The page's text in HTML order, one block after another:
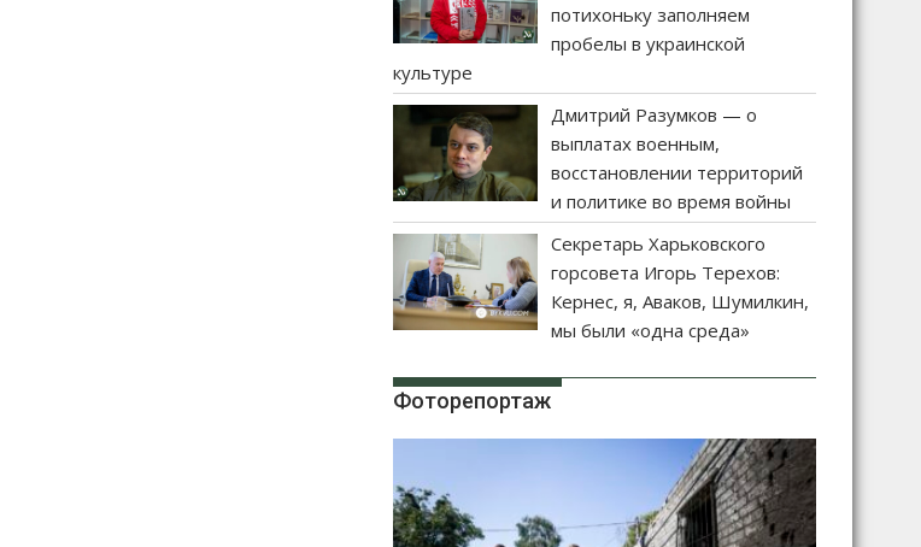
потихоньку заполняем
пробелы в украинской
культуре
Дмитрий Разумков — о
выплатах военным,
восстановлении территорий
и политике во время войны
Секретарь Харьковского
горсовета Игорь Терехов:
Кернес, я, Аваков, Шумилкин,
мы были «одна среда»
Фоторепортаж